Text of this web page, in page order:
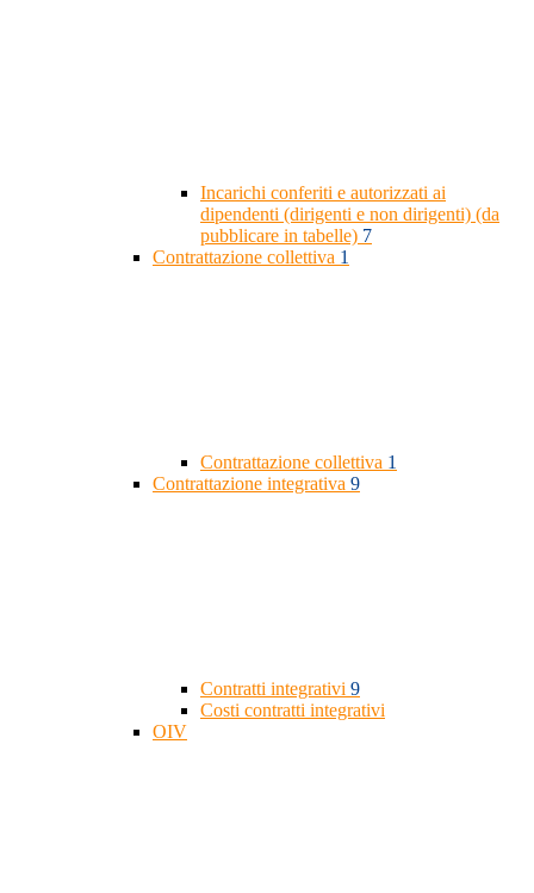
Incarichi conferiti e autorizzati ai
dipendenti (dirigenti e non dirigenti) (da
pubblicare in tabelle) 7
Contrattazione collettiva 1
Contrattazione collettiva 1
Contrattazione integrativa 9
Contratti integrativi 9
Costi contratti integrativi
OIV